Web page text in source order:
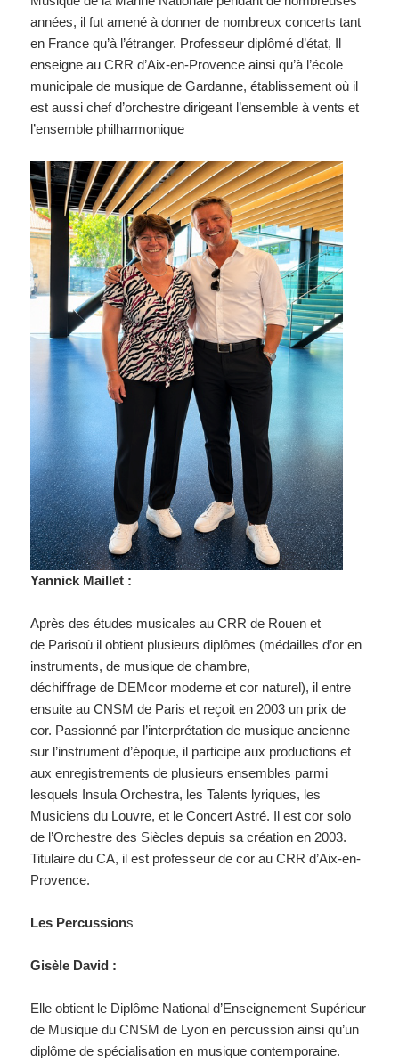
années, il fut amené à donner de nombreux concerts tant
en France qu’à l’étranger. Professeur diplômé d’état, Il
enseigne au CRR d’Aix-en-Provence ainsi qu’à l’école
municipale de musique de Gardanne, établissement où il
est aussi chef d’orchestre dirigeant l’ensemble à vents et
l’ensemble philharmonique
Yannick Maillet :
Après des études musicales au CRR de Rouen et
de Parisoù il obtient plusieurs diplômes (médailles d’or en
instruments, de musique de chambre,
déchiﬀrage de DEMcor moderne et cor naturel), il entre
ensuite au CNSM de Paris et reçoit en 2003 un prix de
cor. Passionné par l’interprétation de musique ancienne
sur l’instrument d’époque, il participe aux productions et
aux enregistrements de plusieurs ensembles parmi
lesquels Insula Orchestra, les Talents lyriques, les
Musiciens du Louvre, et le Concert Astré. Il est cor solo
de l’Orchestre des Siècles depuis sa création en 2003.
Titulaire du CA, il est professeur de cor au CRR d’Aix-en-
Provence.
Les Percussions
Gisèle David :
Elle obtient le Diplôme National d’Enseignement Supérieur
de Musique du CNSM de Lyon en percussion ainsi qu’un
diplôme de spécialisation en musique contemporaine.